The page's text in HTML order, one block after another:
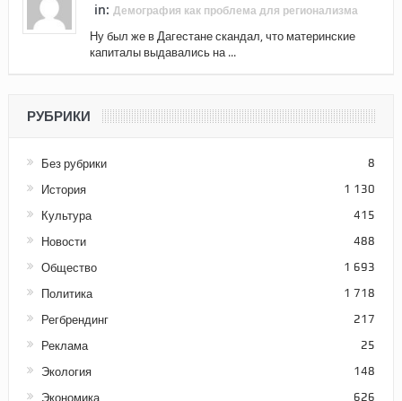
in: Демография как проблема для регионализма
Ну был же в Дагестане скандал, что материнские
капиталы выдавались на ...
РУБРИКИ
Без рубрики 8
История 1 130
Культура 415
Новости 488
Общество 1 693
Политика 1 718
Регбрендинг 217
Реклама 25
Экология 148
626